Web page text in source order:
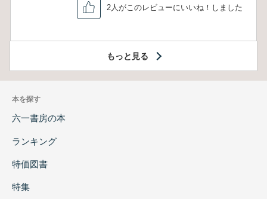
2人がこのレビューにいいね！しました
もっと見る
本を探す
六一書房の本
ランキング
特価図書
特集